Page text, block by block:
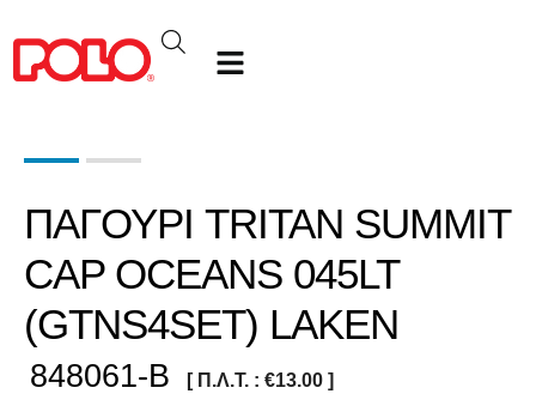
ΠΑΓΟΥΡΙ TRITAN SUMMIT
CAP OCEANS 045LT
(GTNS4SET) LAKEN
848061-B [ Π.Λ.Τ. : €13.00 ]